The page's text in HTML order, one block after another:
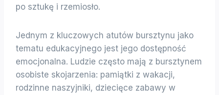
po sztukę i rzemiosło.
Jednym z kluczowych atutów bursztynu jako
tematu edukacyjnego jest jego dostępność
emocjonalna. Ludzie często mają z bursztynem
osobiste skojarzenia: pamiątki z wakacji,
rodzinne naszyjniki, dziecięce zabawy w